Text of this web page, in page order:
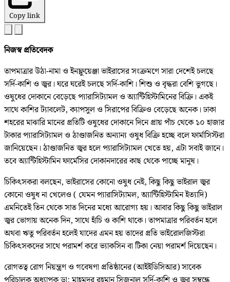
Copy link
নিজস্ব প্রতিবেদক
তাপমাত্রার উঠা-নামা ও ইনফ্লুয়েঞ্জা ভাইরাসের সংক্রমণে সারা দেশেই চলছে
সর্দি-কাশি ও জ্বর। ঘরে ঘরেই চলছে সর্দি-কাশি। শিশু ও বৃদ্ধরা বেশি ভুগছে।
ওষুধের দোকানে বেড়েছে প্যারাসিট্যামল ও অ্যান্টিহিস্টামিনের বিক্রি। একই
সাথে কাশির ট্যাবলেট, ক্যাপসুল ও সিরাপের বিক্রিও বেড়েছে অনেক। ঢাকা
শহরের মাঝারি মানের প্রতিটি ওষুধের দোকানে দিনে প্রায় পাঁচ থেকে ১০ হাজার
টাকার প্যারাসিট্যামল ও ঠাণ্ডাজনিত অন্যান্য ওষুধ বিক্রি হচ্ছে বলে ফার্মাসিস্টরা
জানিয়েছেন। ঠাণ্ডাজনিত জ্বর হলে প্যারাসিট্যামল খেতে হয়, এটা সবাই জানে।
তবে অ্যান্টিহিস্টামিন ফার্মেসির দোকানদারের কাছ থেকে পাচ্ছে মানুষ।
চিকিৎসকরা বলছেন, ভাইরাসের কোনো ওষুধ নেই, কিছু কিছু ভাইরাল জ্বর
কোনো ওষুধ না খেলেও ( যেমন প্যারাসিট্যামল, অ্যান্টিহিস্টামিন ইত্যাদি)
এমনিতেই তিন থেকে সাত দিনের মধ্যে আরোগ্য হয়। আবার কিছু কিছু ভাইরাল
জ্বর ভোগায় অনেক দিন, সাথে হাঁচি ও কাশি থাকে। তাপমাত্রার পরিবর্তন হলে
অথবা ঋতু পরিবর্তন হলেই যাদের এমন হয় তাদের প্রতি ভাইরোলজিস্টরা
চিকিৎসকদের সাথে পরামর্শ করে ভ্যাকসিন বা টিকা নেয়া পরামর্শ দিয়েছেন।
রোগতত্ব রোগ নিয়ন্ত্রণ ও গবেষণা প্রতিষ্ঠানের (আইইডিসিআর) সাবেক